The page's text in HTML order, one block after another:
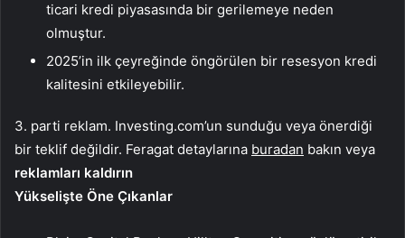
ticari kredi piyasasında bir gerilemeye neden
olmuştur.
2025’in ilk çeyreğinde öngörülen bir resesyon kredi
kalitesini etkileyebilir.
3. parti reklam. Investing.com’un sunduğu veya önerdiği
bir teklif değildir. Feragat detaylarına buradan bakın veya
reklamları kaldırın
Yükselişte Öne Çıkanlar